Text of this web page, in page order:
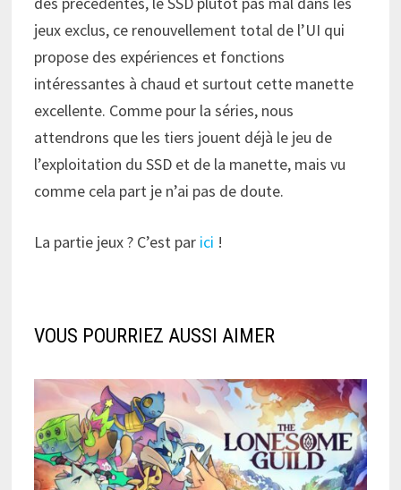
jeux exclus, ce renouvellement total de l’UI qui
propose des expériences et fonctions
intéressantes à chaud et surtout cette manette
excellente. Comme pour la séries, nous
attendrons que les tiers jouent déjà le jeu de
l’exploitation du SSD et de la manette, mais vu
comme cela part je n’ai pas de doute.
La partie jeux ? C’est par ici !
VOUS POURRIEZ AUSSI AIMER